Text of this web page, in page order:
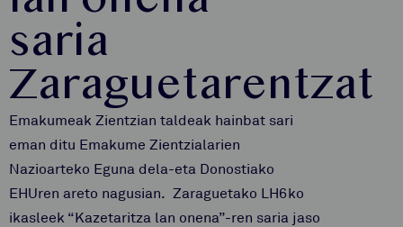
saria
Zaraguetarentzat
Emakumeak Zientzian taldeak hainbat sari
eman ditu Emakume Zientzialarien
Nazioarteko Eguna dela-eta Donostiako
EHUren areto nagusian. Zaraguetako LH6ko
ikasleek “Kazetaritza lan onena”-ren saria jaso